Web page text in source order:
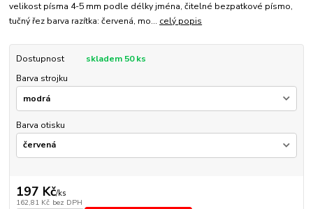
velikost písma 4-5 mm podle délky jména, čitelné bezpatkové písmo,
tučný řez barva razítka: červená, mo... celý popis
Dostupnost
skladem 50 ks
Barva strojku
Barva otisku
197 Kč/ks
162,81 Kč bez DPH